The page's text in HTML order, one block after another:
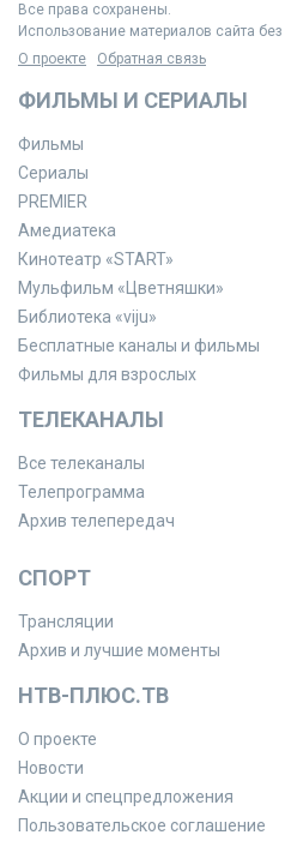
Все права сохранены.
Использование материалов сайта
О проекте
Обратная связь
ФИЛЬМЫ И СЕРИАЛЫ
Фильмы
Сериалы
PREMIER
Амедиатека
Кинотеатр «START»
Мульфильм «Цветняшки»
Библиотека «viju»
Бесплатные каналы и фильмы
Фильмы для взрослых
ТЕЛЕКАНАЛЫ
Все телеканалы
Телепрограмма
Архив телепередач
СПОРТ
Трансляции
Архив и лучшие моменты
НТВ-ПЛЮС.ТВ
О проекте
Новости
Акции и спецпредложения
Пользовательское соглашение